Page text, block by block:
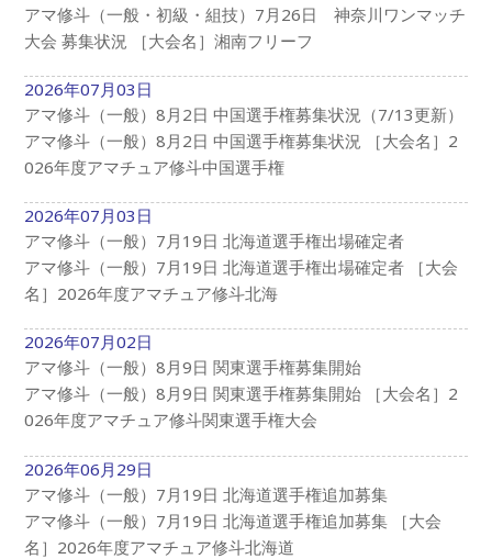
アマ修斗（一般・初級・組技）7月26日 神奈川ワンマッチ
大会 募集状況 ［大会名］湘南フリーフ
2026年07月03日
アマ修斗（一般）8月2日 中国選手権募集状況（7/13更新）
アマ修斗（一般）8月2日 中国選手権募集状況 ［大会名］2
026年度アマチュア修斗中国選手権
2026年07月03日
アマ修斗（一般）7月19日 北海道選手権出場確定者
アマ修斗（一般）7月19日 北海道選手権出場確定者 ［大会
名］2026年度アマチュア修斗北海
2026年07月02日
アマ修斗（一般）8月9日 関東選手権募集開始
アマ修斗（一般）8月9日 関東選手権募集開始 ［大会名］2
026年度アマチュア修斗関東選手権大会
2026年06月29日
アマ修斗（一般）7月19日 北海道選手権追加募集
アマ修斗（一般）7月19日 北海道選手権追加募集 ［大会
名］2026年度アマチュア修斗北海道